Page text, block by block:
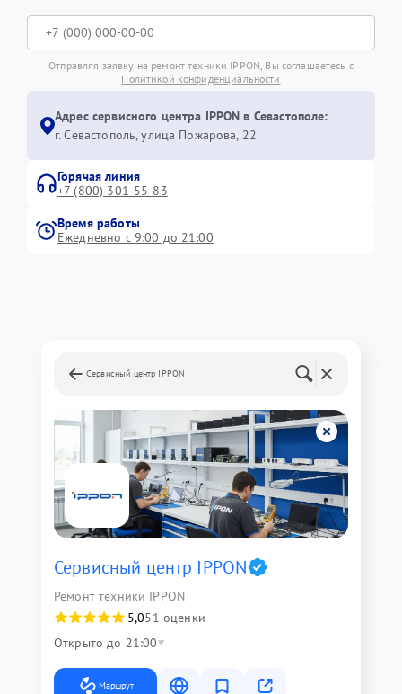
Отправляя заявку на ремонт техники IPPON, Вы соглашаетесь с
Политикой конфиденциальности
Адрес сервисного центра IPPON в Севастополе:
г. Севастополь, улица Пожарова, 22
Горячая линия
+7 (800) 301-55-83
Время работы
Ежедневно с 9:00 до 21:00
Сервисный центр IPPON
Сервисный центр IPPON
Ремонт техники IPPON
5,051 оценки
Открыто до 21:00
Маршрут